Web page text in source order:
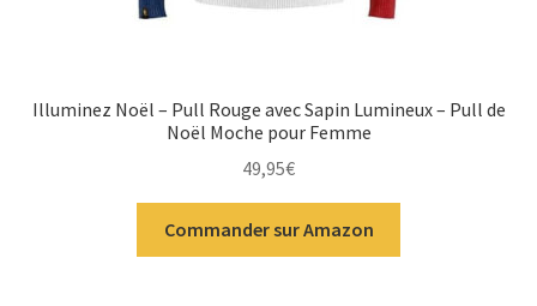
Illuminez Noël – Pull Rouge avec Sapin Lumineux – Pull de
Noël Moche pour Femme
49,95€
Commander sur Amazon